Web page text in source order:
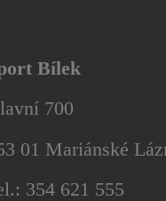
Bílek
700
01 Mariánské
354 621 555